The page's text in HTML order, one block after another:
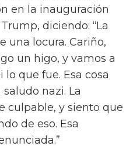
en la inauguración
diciendo: “La
una locura. Cariño,
un higo, y vamos a
que fue. Esa cosa
nazi. La
culpable, y siento que
de eso. Esa